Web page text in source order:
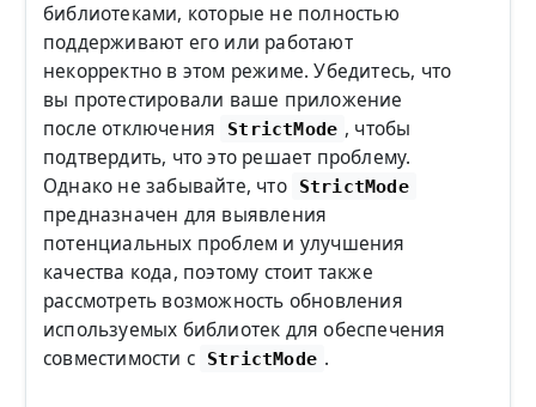
библиотеками, которые не полностью
поддерживают его или работают
некорректно в этом режиме. Убедитесь, что
вы протестировали ваше приложение
после отключения
StrictMode , чтобы
подтвердить, что это решает проблему.
Однако не забывайте, что
StrictMode
предназначен для выявления
потенциальных проблем и улучшения
качества кода, поэтому стоит также
рассмотреть возможность обновления
используемых библиотек для обеспечения
совместимости с
StrictMode .